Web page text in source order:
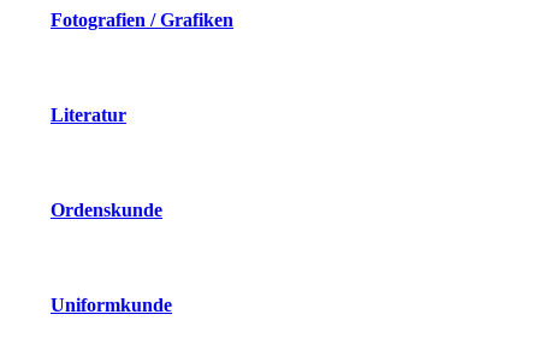
Fotografien / Grafiken
Literatur
Ordenskunde
Uniformkunde